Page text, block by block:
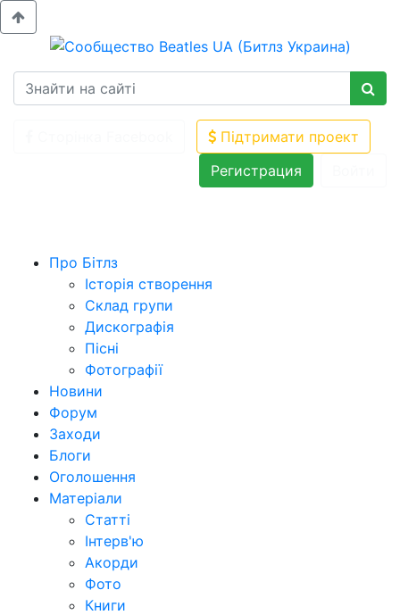
Підтримати проект
Регистрация
Про Бітлз
Історія створення
Склад групи
Дискографія
Пісні
Фотографії
Новини
Форум
Заходи
Блоги
Оголошення
Матеріали
Статті
Інтерв'ю
Акорди
Фото
Книги